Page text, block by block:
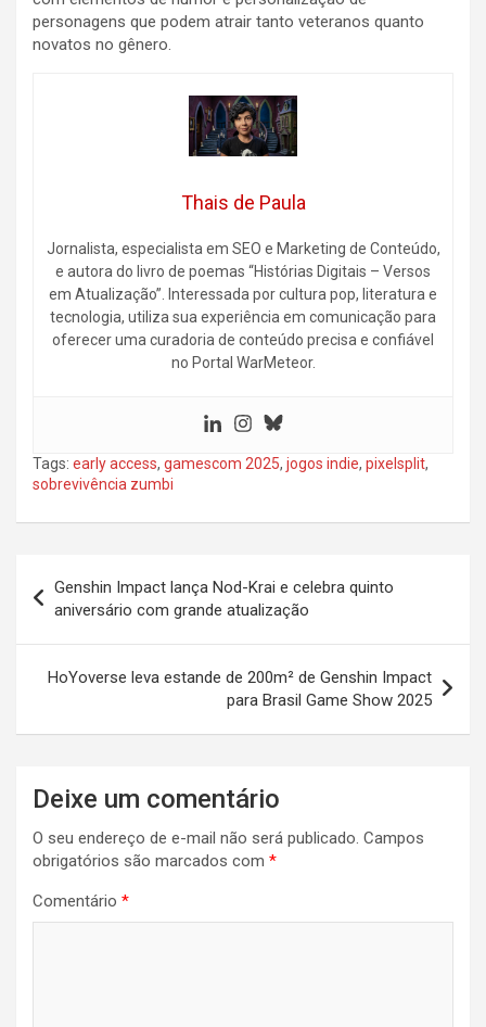
personagens que podem atrair tanto veteranos quanto
novatos no gênero.
Thais de Paula
Jornalista, especialista em SEO e Marketing de Conteúdo,
e autora do livro de poemas “Histórias Digitais – Versos
em Atualização”. Interessada por cultura pop, literatura e
tecnologia, utiliza sua experiência em comunicação para
oferecer uma curadoria de conteúdo precisa e confiável
no Portal WarMeteor.
Tags: early access, gamescom 2025, jogos indie, pixelsplit,
sobrevivência zumbi
de
Post
Genshin Impact lança Nod-Krai e celebra quinto
aniversário com grande atualização
HoYoverse leva estande de 200m² de Genshin Impact
para Brasil Game Show 2025
Deixe um comentário
O seu endereço de e-mail não será publicado. Campos
obrigatórios são marcados com *
Comentário *